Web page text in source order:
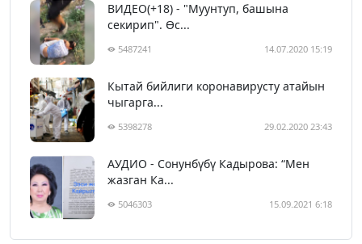
ВИДЕО(+18) - "Муунтуп, башына
секирип". Өс...
5487241 14.07.2020 15:19
Кытай бийлиги коронавирусту атайын
чыгарга...
5398278 29.02.2020 23:43
АУДИО - Сонунбүбү Кадырова: “Мен
жазган Ка...
5046303 15.09.2021 6:18